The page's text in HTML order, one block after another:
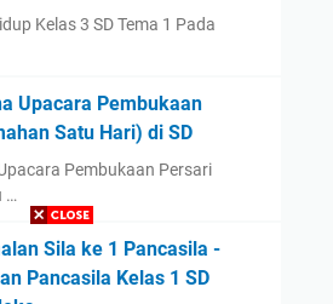
Kelas 3 SD Tema 1 Pada
Upacara Pembukaan
Satu Hari) di SD
Pembukaan Persari
…
Sila ke 1 Pancasila -
Pancasila Kelas 1 SD